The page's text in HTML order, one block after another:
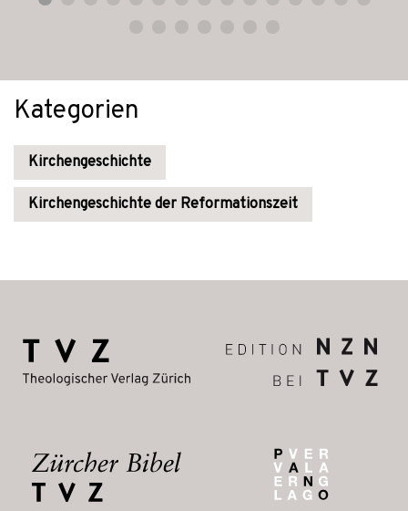
Kategorien
Kirchengeschichte
Kirchengeschichte der Reformationszeit